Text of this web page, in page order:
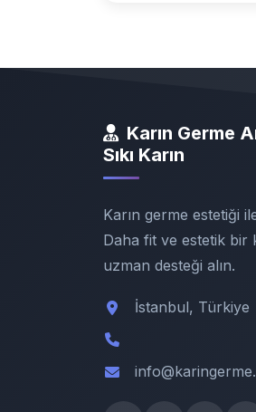
Karın Germe
Sıkı Karın
Karın germe estetiği
Daha fit ve estetik bir
uzman desteği alın.
İstanbul, Türkiye